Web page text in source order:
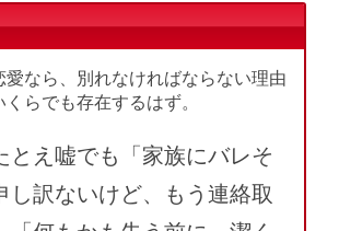
愛なら、別れなければならない理由
らでも存在するはず。
とえ嘘でも「家族にバレそ
し訳ないけど、もう連絡取